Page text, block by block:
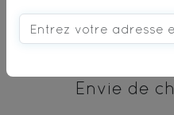
Envie de